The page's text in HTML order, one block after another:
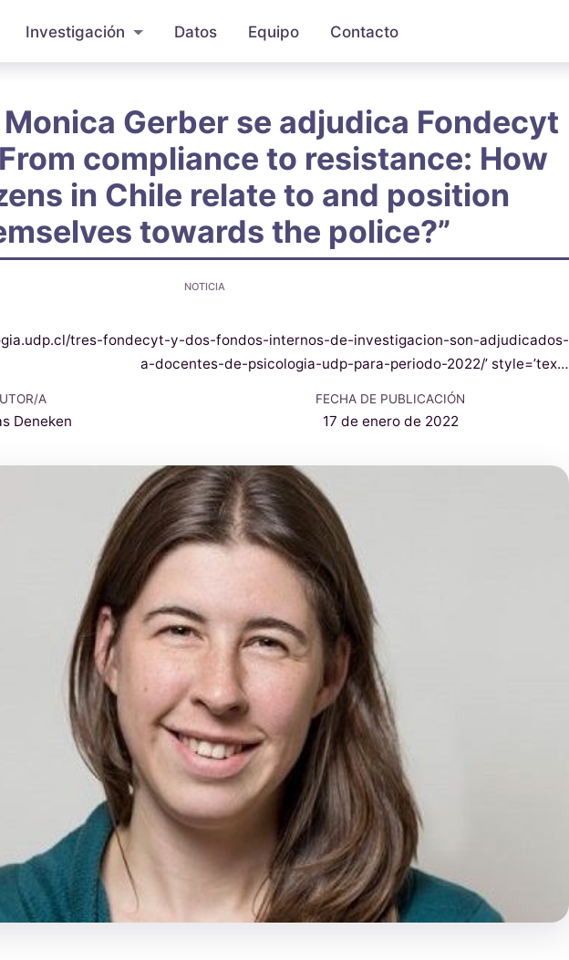
Investigación Datos Equipo Contacto
Gerber se adjudica Fondecyt
compliance to resistance: How
in Chile relate to and position
towards the police?”
NOTICIA
tres-fondecyt-y-dos-fondos-internos-de-investigacion-son-adjudicados-
a-docentes-de-psicologia-udp-para-periodo-2022/’ style=’tex…
A
Deneken
FECHA DE PUBLICACIÓN
17 de enero de 2022